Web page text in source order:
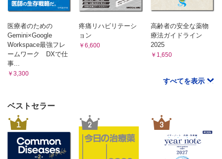
C 歯科・口腔外科の観点から
E 産婦人科の観点から
F 精神科の観点から
5. Case study ～実際の診療の進めかた～
B 新規発症持続性連日性頭痛（NDPH）
C 可逆性脳血管攣縮症候群（RCVS）
D 脳動脈解離による頭痛
④インドメタシン反応性頭痛
⑤精神科的アプローチが有効な頭痛
医療者のための
Gemini×Google
Workspace最強フレ
ームワーク DXで仕
事...
￥3,300
疼痛リハビリテーシ
ョン
￥6,600
高齢者の安全な薬物
療法ガイドライン
2025
￥1,650
すべてを表示
ベストセラー
1 2 3